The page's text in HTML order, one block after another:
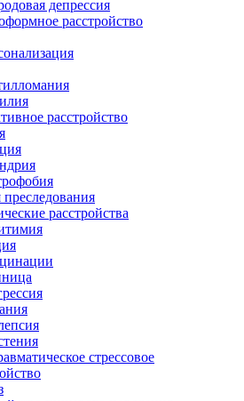
депрессия
расстройство
расстройство
расстройства
стрессовое